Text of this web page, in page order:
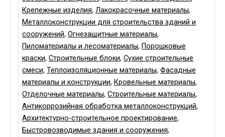
Крепежные изделия,Лакокрасочные материалы,
Металлоконструкции для строительства зданий и
сооружений,Огнезащитные материалы,
Пиломатериалы и лесоматериалы, Порошковые
краски,Строительные блоки,Сухие строительные
смеси,Теплоизоляционные материалы,Фасадные
материалы и конструкции, Кровельные материалы,
Отделочные материалы,Строительные материалы,
Антикоррозийная обработка металлоконструкций,
Архитектурно-строительное проектирование,
Быстровозводимые здания и сооружения,